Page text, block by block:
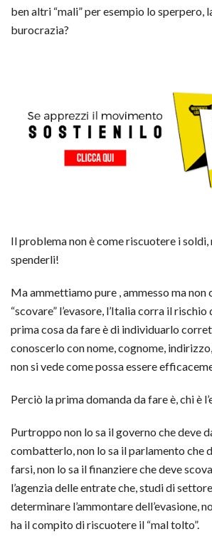
ben altri “mali” per esempio lo sperpero,
burocrazia?
Il problema non è come riscuotere i soldi,
spenderli!
Ma ammettiamo pure , ammesso ma non
“scovare” l’evasore, l’Italia corra il rischio
prima cosa da fare è di individuarlo
conoscerlo con nome, cognome,
non si vede come possa essere
Perciò la prima domanda da fare è, chi è
Purtroppo non lo sa il governo che deve
combatterlo, non lo sa il parlamento che
farsi, non lo sa il finanziere che deve
l’agenzia delle entrate che, studi di
determinare l’ammontare dell’evasione,
ha il compito di riscuotere il “mal tolto”.